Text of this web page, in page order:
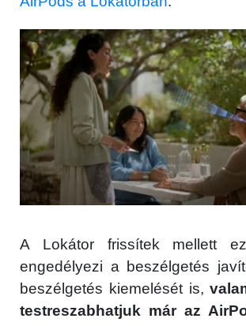
A Lokátor frissítek mellett
engedélyezi a beszélgetés
beszélgetés kiemelését is,
testreszabhatjuk már az